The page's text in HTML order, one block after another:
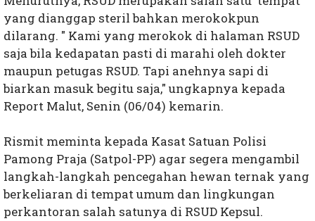
yang dianggap steril bahkan merokokpun
dilarang. " Kami yang merokok di halaman RSUD
saja bila kedapatan pasti di marahi oleh dokter
maupun petugas RSUD. Tapi anehnya sapi di
biarkan masuk begitu saja," ungkapnya kepada
Report Malut, Senin (06/04) kemarin.
Rismit meminta kepada Kasat Satuan Polisi
Pamong Praja (Satpol-PP) agar segera mengambil
langkah-langkah pencegahan hewan ternak yang
berkeliaran di tempat umum dan lingkungan
perkantoran salah satunya di RSUD Kepsul.